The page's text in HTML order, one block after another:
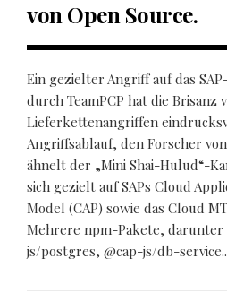
von Open Source.
Ein gezielter Angriff auf das
durch TeamPCP hat die Brisanz
Lieferkettenangriffen
Angriffsablauf, den Forscher
ähnelt der „Mini Shai-Hulud“-
sich gezielt auf SAPs Cloud
Model (CAP) sowie das Cloud
Mehrere npm-Pakete, darunter
js/postgres, @cap-js/db-